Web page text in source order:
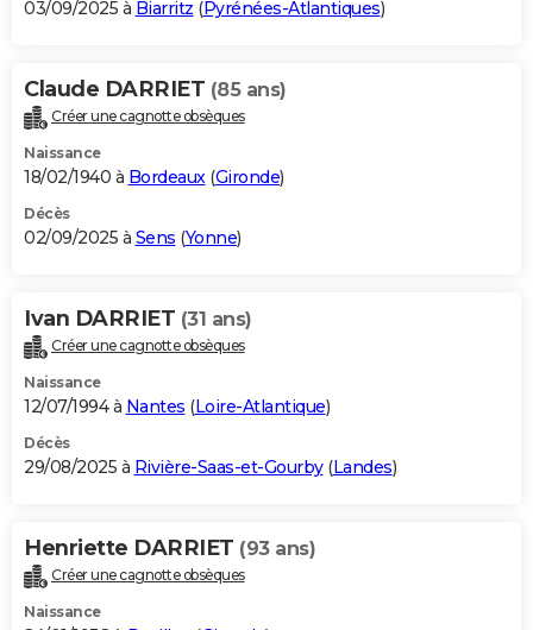
03/09/2025 à Biarritz (Pyrénées-Atlantiques)
Claude DARRIET (85 ans)
Créer une cagnotte obsèques
Naissance
18/02/1940 à Bordeaux(Gironde)
Décès
02/09/2025 à Sens (Yonne)
Ivan DARRIET (31 ans)
Créer une cagnotte obsèques
Naissance
12/07/1994 à Nantes (Loire-Atlantique)
Décès
29/08/2025 à Rivière-Saas-et-Gourby(Landes)
Henriette DARRIET (93 ans)
Créer une cagnotte obsèques
Naissance